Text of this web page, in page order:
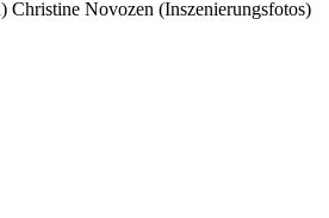
Novozen (Inszenierungsfotos)